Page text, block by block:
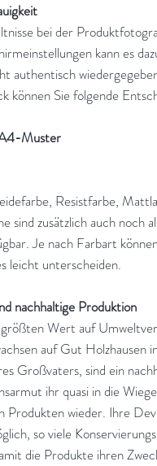
bei der
kann es
authentisch
können Sie folgende
Muster
Resistfarbe,
sind zusätzlich auch noch
Je nach Farbart
leicht unterscheiden.
nachhaltige Produktion
Wert auf
auf Gut Holzhausen
Großvaters, sind ein
ihr quasi in die
Produkten wieder. Ihre
so viele
die Produkte ihren